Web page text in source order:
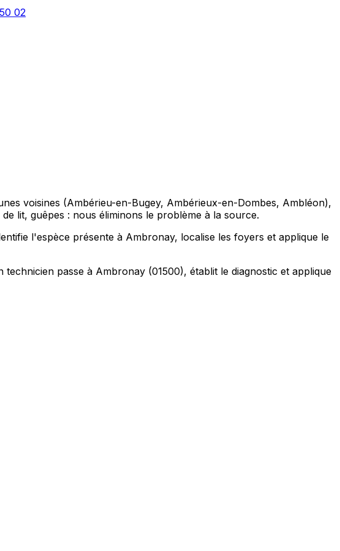
02
voisines (Ambérieu-en-Bugey, Ambérieux-en-Dombes, Ambléon),
lit, guêpes : nous éliminons le problème à la source.
l'espèce présente à Ambronay, localise les foyers et applique le
passe à Ambronay (01500), établit le diagnostic et applique